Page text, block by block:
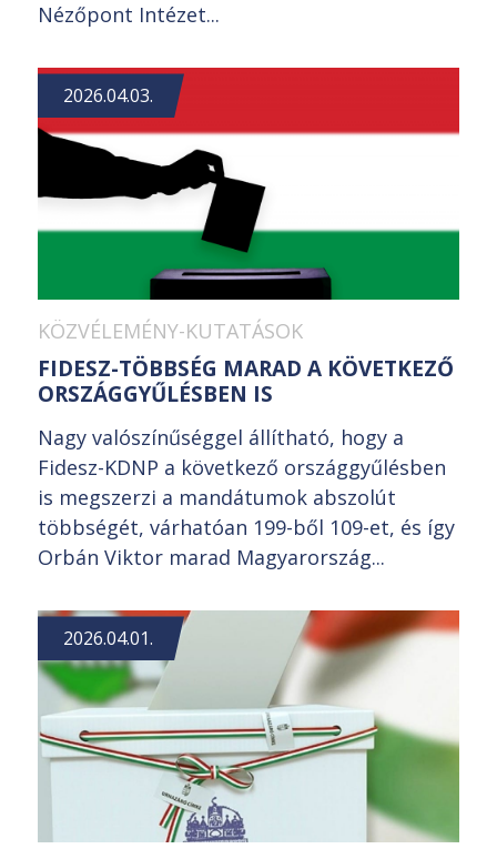
Nézőpont Intézet...
2026.04.03.
KÖZVÉLEMÉNY-KUTATÁSOK
FIDESZ-TÖBBSÉG MARAD A KÖVETKEZŐ
ORSZÁGGYŰLÉSBEN IS
Nagy valószínűséggel állítható, hogy a
Fidesz-KDNP a következő országgyűlésben
is megszerzi a mandátumok abszolút
többségét, várhatóan 199-ből 109-et, és így
Orbán Viktor marad Magyarország...
2026.04.01.